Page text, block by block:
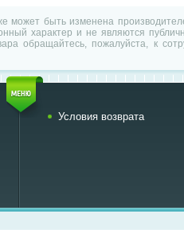
может быть изменена
характер и не являются
обращайтесь, пожалуйста, к
Условия возврата